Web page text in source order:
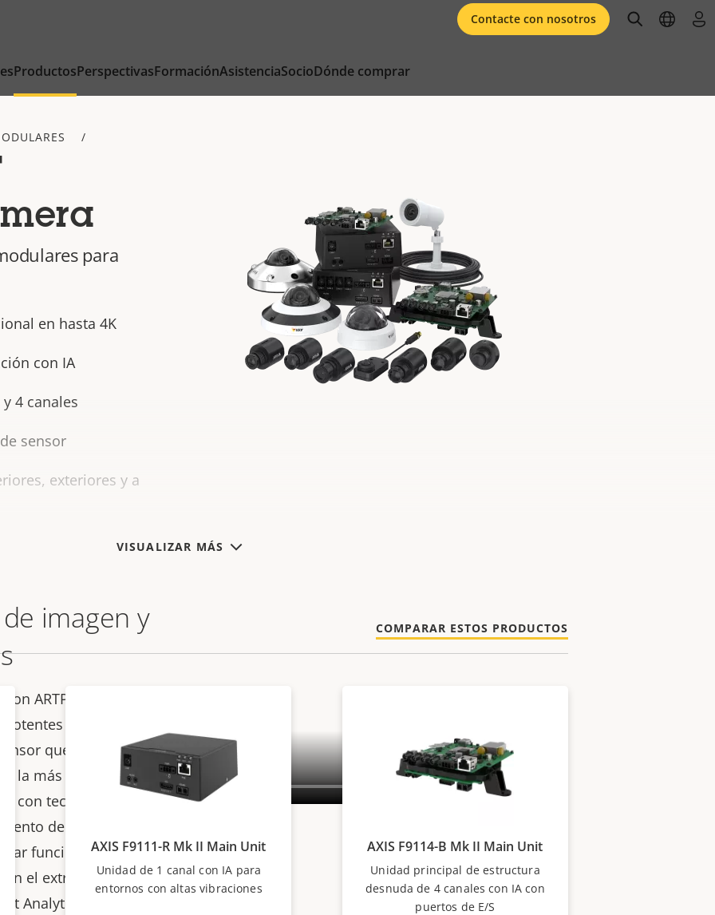
ProductosPerspectivasFormaciónAsistenciaSocioDónde comprar
Contacte con nosotros openopen
VISUALIZAR MÁS
para
en hasta 4K
con IA
4 canales
sensor
exteriores y a
imagen y
ARTPEC 8, ofrece
y alta calidad
que admiten
la más alta para
con tecnología de IA
de aprendizaje
funciones
en el extremo. Esta
Analytics, permite
COMPARAR ESTOS PRODUCTOS
AXIS F9111-R Mk II Main Unit
Unidad de 1 canal con IA para
entornos con altas vibraciones
AXIS F9114-B Mk II Main Unit
Unidad principal de estructura
desnuda de 4 canales con IA con
puertos de E/S